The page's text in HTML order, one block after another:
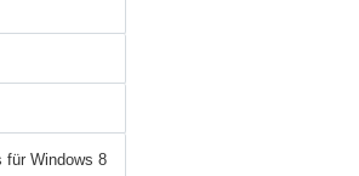
für Windows 8